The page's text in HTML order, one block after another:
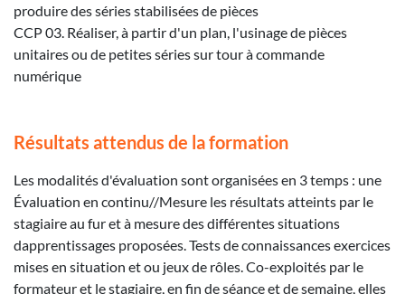
produire des séries stabilisées de pièces
CCP 03. Réaliser, à partir d'un plan, l'usinage de pièces
unitaires ou de petites séries sur tour à commande
numérique
Résultats attendus de la formation
Les modalités d'évaluation sont organisées en 3 temps : une
Évaluation en continu//Mesure les résultats atteints par le
stagiaire au fur et à mesure des différentes situations
dapprentissages proposées. Tests de connaissances exercices
mises en situation et ou jeux de rôles. Co-exploités par le
formateur et le stagiaire, en fin de séance et de semaine, elles